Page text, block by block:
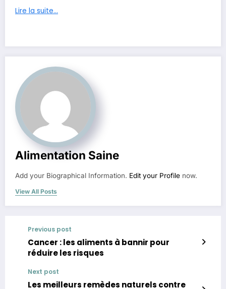
Lire la suite…
Alimentation Saine
Add your Biographical Information. Edit your Profile now.
View All Posts
Previous post
Cancer : les aliments à bannir pour
réduire les risques
Next post
Les meilleurs remèdes naturels contre